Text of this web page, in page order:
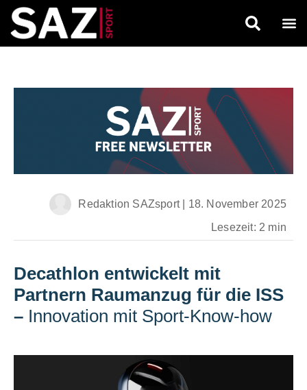
Redaktion SAZsport
18. November 2025
Lesezeit: 2 min
Decathlon entwickelt mit
Partnern Raumanzug für die ISS
– Innovation mit Sport-Know-how